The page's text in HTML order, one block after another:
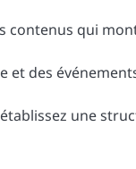
contenus qui
et des
une